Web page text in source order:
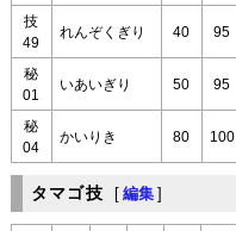
技
49
れんぞくぎり 40 95
秘
01
いあいぎり 50 95
秘
04
かいりき 80 100
タマゴ技 [ 編集 ]